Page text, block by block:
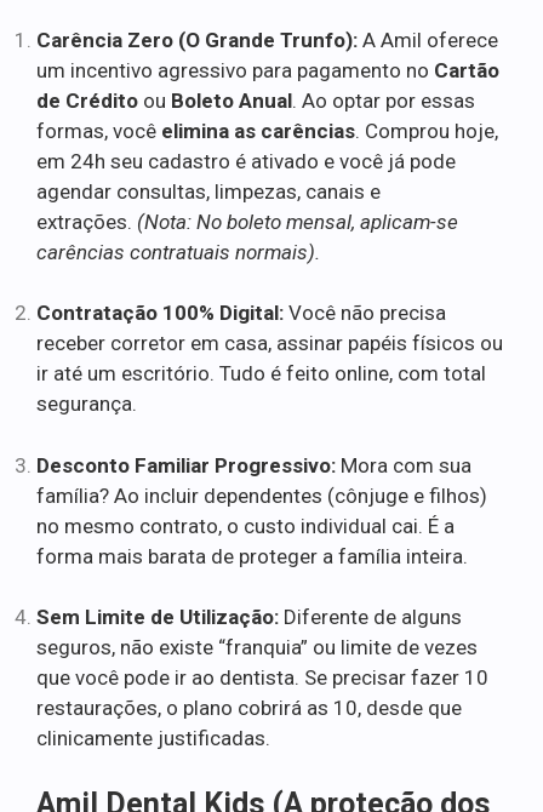
Carência Zero (O Grande Trunfo): A Amil oferece
um incentivo agressivo para pagamento no Cartão
de Crédito ou Boleto Anual. Ao optar por essas
formas, você elimina as carências. Comprou hoje,
em 24h seu cadastro é ativado e você já pode
agendar consultas, limpezas, canais e
extrações. (Nota: No boleto mensal, aplicam-se
carências contratuais normais).
Contratação 100% Digital: Você não precisa
receber corretor em casa, assinar papéis físicos ou
ir até um escritório. Tudo é feito online, com total
segurança.
Desconto Familiar Progressivo: Mora com sua
família? Ao incluir dependentes (cônjuge e filhos)
no mesmo contrato, o custo individual cai. É a
forma mais barata de proteger a família inteira.
Sem Limite de Utilização: Diferente de alguns
seguros, não existe “franquia” ou limite de vezes
que você pode ir ao dentista. Se precisar fazer 10
restaurações, o plano cobrirá as 10, desde que
clinicamente justificadas.
Amil Dental Kids (A proteção dos